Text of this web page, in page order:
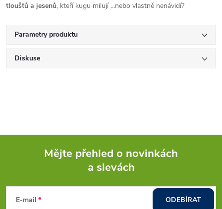
tloušťů a jesenů, kteří kugu milují ...nebo vlastně nenávidí?
Parametry produktu
Diskuse
Mějte přehled o novinkách
a slevách
E-mail ODEBÍRAT